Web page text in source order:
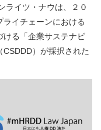
ライツ・ナウは、２０
ライチェーンにおける
ける「企業サステナビ
）が採択された